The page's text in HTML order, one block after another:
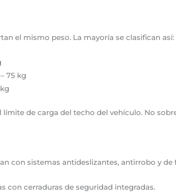
el mismo peso. La mayoría se clasifican así:
75 kg
de carga del techo del vehículo. No
con sistemas antideslizantes, antirrobo y
con cerraduras de seguridad integradas.